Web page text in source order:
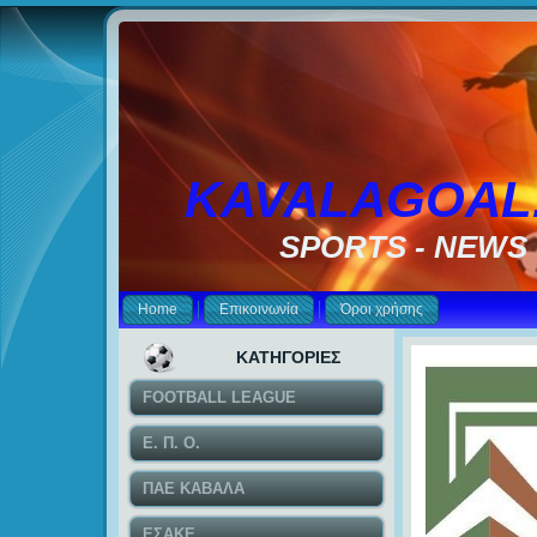
SPORTS - NEWS
Home Επικοινωνία Όροι χρήσης
ΚΑΤΗΓΟΡΙΕΣ
FOOTBALL LEAGUE
Ε. Π. Ο.
ΠΑΕ ΚΑΒΑΛΑ